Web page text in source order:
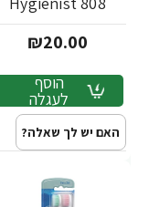
לשיניים רגישות - 2
יחידות
₪20.00
הוסף
לעגלה
האם יש לך שאלה?